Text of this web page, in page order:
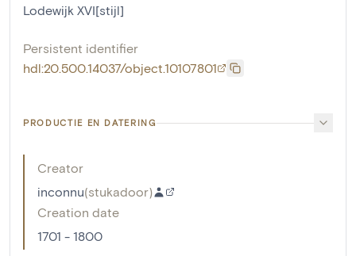
Lodewijk XVI[stijl]
Persistent identifier
hdl:20.500.14037/object.10107801
PRODUCTIE EN DATERING
Creator
inconnu(stukadoor)
Creation date
1701 - 1800